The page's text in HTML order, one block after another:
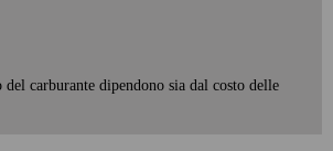
carburante dipendono sia dal costo delle